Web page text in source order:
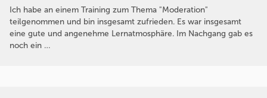
Ich habe an einem Training zum Thema "Moderation"
teilgenommen und bin insgesamt zufrieden. Es war insgesamt
eine gute und angenehme Lernatmosphäre. Im Nachgang gab es
noch ein …